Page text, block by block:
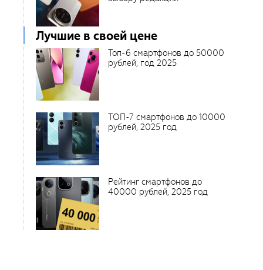
Лучшие в своей цене
Топ-6 смартфонов до 50000
рублей, год 2025
ТОП-7 смартфонов до 10000
рублей, 2025 год
Рейтинг смартфонов до
40000 рублей, 2025 год